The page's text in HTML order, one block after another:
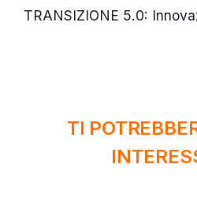
successivo
TRANSIZIONE 5.0:
TI